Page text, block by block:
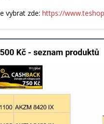
vybrat zde: https://